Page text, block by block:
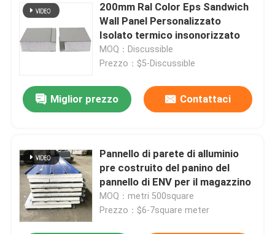
200mm Ral Color Eps Sandwich
Wall Panel Personalizzato
Isolato termico insonorizzato
MOQ：Discussible
Prezzo：$5-Discussible
Miglior prezzo Contattaci
Pannello di parete di alluminio
pre costruito del panino del
pannello di ENV per il magazzino
MOQ：metri 500square
Prezzo：$6-7square meter